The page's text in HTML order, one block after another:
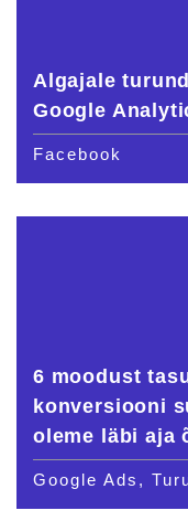
Algajale
Google
Facebook
6 moodust
konversiooni
oleme läbi aja
Google Ads,